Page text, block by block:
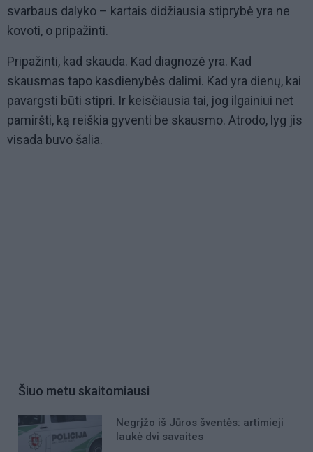
svarbaus dalyko – kartais didžiausia stiprybė yra ne
kovoti, o pripažinti.
Pripažinti, kad skauda. Kad diagnozė yra. Kad
skausmas tapo kasdienybės dalimi. Kad yra dienų, kai
pavargsti būti stipri. Ir keisčiausia tai, jog ilgainiui net
pamiršti, ką reiškia gyventi be skausmo. Atrodo, lyg jis
visada buvo šalia.
Šiuo metu skaitomiausi
Negrįžo iš Jūros šventės: artimieji
laukė dvi savaites